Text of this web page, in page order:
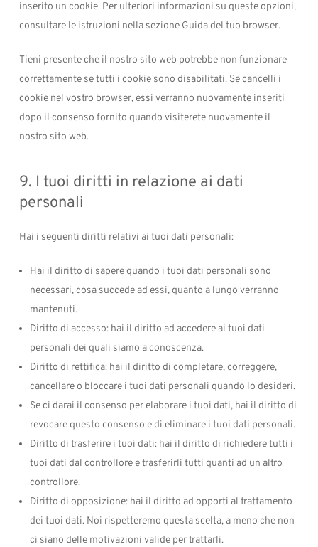
inserito un cookie. Per ulteriori informazioni su queste opzioni,
consultare le istruzioni nella sezione Guida del tuo browser.
Tieni presente che il nostro sito web potrebbe non funzionare
correttamente se tutti i cookie sono disabilitati. Se cancelli i
cookie nel vostro browser, essi verranno nuovamente inseriti
dopo il consenso fornito quando visiterete nuovamente il
nostro sito web.
9. I tuoi diritti in relazione ai dati
personali
Hai i seguenti diritti relativi ai tuoi dati personali:
Hai il diritto di sapere quando i tuoi dati personali sono
necessari, cosa succede ad essi, quanto a lungo verranno
mantenuti.
Diritto di accesso: hai il diritto ad accedere ai tuoi dati
personali dei quali siamo a conoscenza.
Diritto di rettifica: hai il diritto di completare, correggere,
cancellare o bloccare i tuoi dati personali quando lo desideri.
Se ci darai il consenso per elaborare i tuoi dati, hai il diritto di
revocare questo consenso e di eliminare i tuoi dati personali.
Diritto di trasferire i tuoi dati: hai il diritto di richiedere tutti i
tuoi dati dal controllore e trasferirli tutti quanti ad un altro
controllore.
Diritto di opposizione: hai il diritto ad opporti al trattamento
dei tuoi dati. Noi rispetteremo questa scelta, a meno che non
ci siano delle motivazioni valide per trattarli.